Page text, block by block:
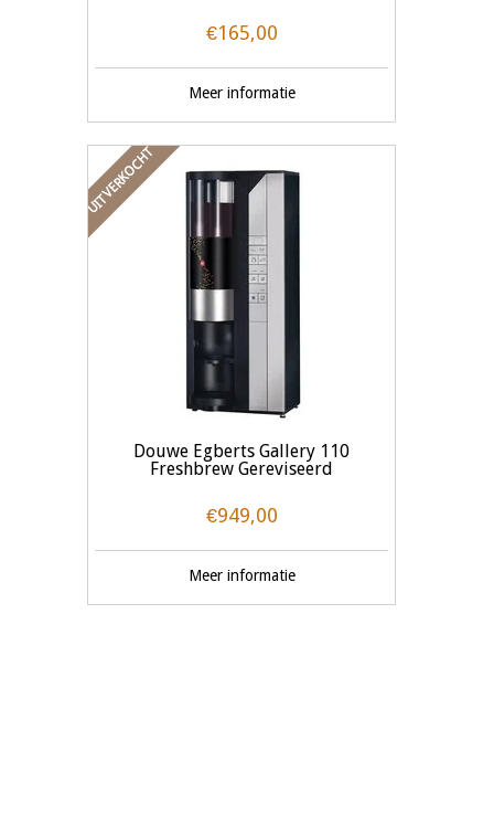
€165,00
Meer informatie
UITVERKOCHT
Douwe Egberts Gallery 110
Freshbrew Gereviseerd
€949,00
Meer informatie